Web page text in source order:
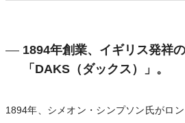
1894年創業、イギリス発祥
「DAKS（ダックス）」。
1894年、シメオン・シンプソン氏がロ